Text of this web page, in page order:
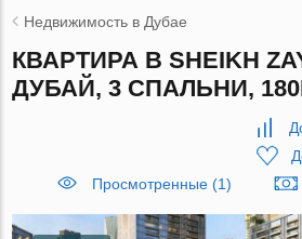
Недвижимость в Дубае
КВАРТИРА В SHEIKH
ДУБАЙ, 3 СПАЛЬНИ,
Просмотренные (1)